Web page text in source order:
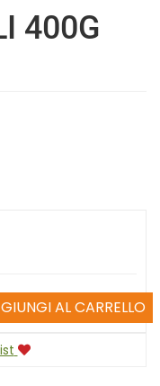
400G
AL CARRELLO